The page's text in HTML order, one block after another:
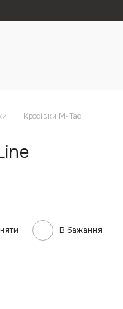
Кросівки M-Tac
В бажання